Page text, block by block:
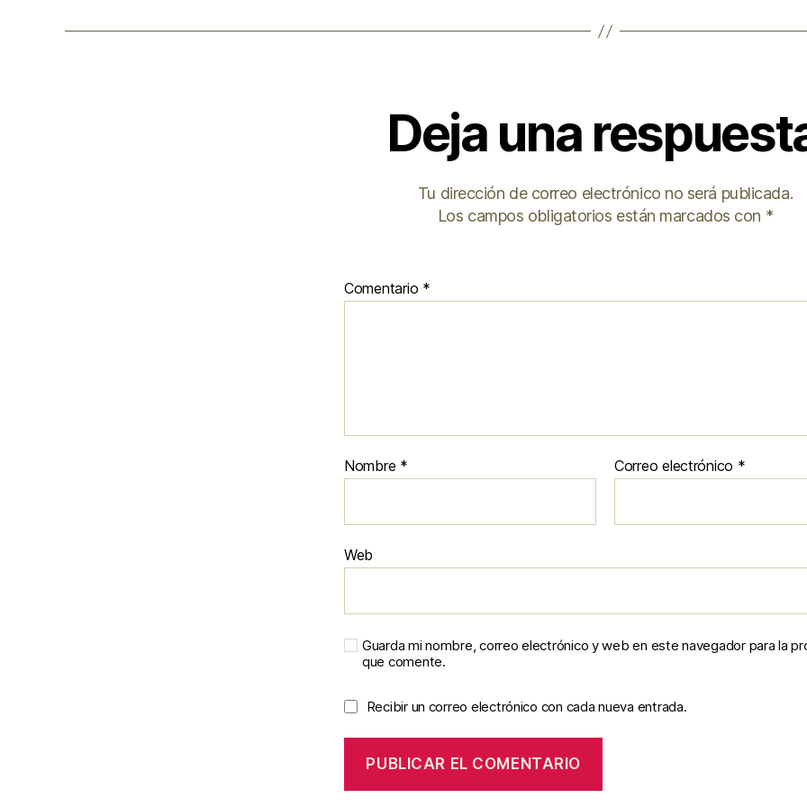
Deja una
Tu dirección de correo electrónico no será publicada.
Los campos obligatorios están marcados con *
Comentario *
Nombre * Correo electrónico *
Web
Guarda mi nombre, correo electrónico y web en este navegador para la
que comente.
Recibir un correo electrónico con cada nueva entrada.